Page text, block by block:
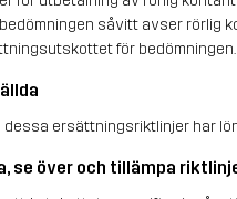
såvitt avser
för bedömningen.
ersättningsriktlinjer har
över och tillämpa